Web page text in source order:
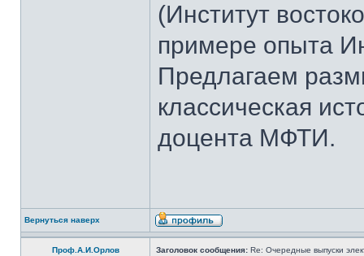
(Институт
примере опыта
Предлагаем
классическая
доцента МФТИ.
Вернуться наверх
Проф.А.И.Орлов Заголовок сообщения: Re: Очередные выпуски